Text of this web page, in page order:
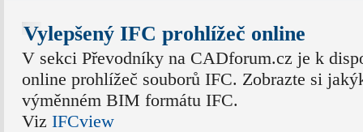
Vylepšený IFC prohlížeč online
V sekci Převodníky na CADforum.cz je k
online prohlížeč souborů IFC. Zobrazte si
výměnném BIM formátu IFC.
Viz IFCview